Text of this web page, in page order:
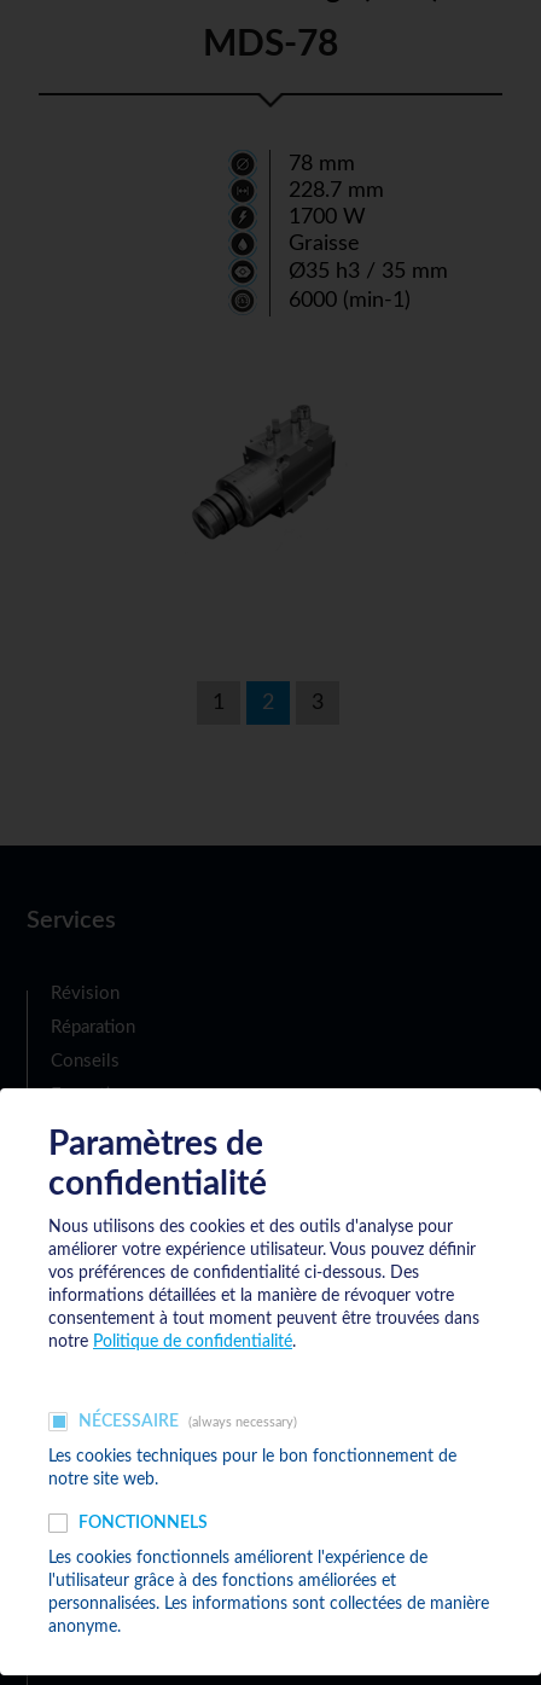
MDS-78
78 mm
228.7 mm
1700 W
Graisse
Ø35 h3 / 35 mm
6000 (min-1)
1 2 3
Services
Révision
Réparation
Conseils
Politique de confidentialité
Meyrat SA
Paramètres de
confidentialité
Nous utilisons des cookies et des outils d'analyse pour
améliorer votre expérience utilisateur. Vous pouvez définir
vos préférences de confidentialité ci-dessous. Des
informations détaillées et la manière de révoquer votre
consentement à tout moment peuvent être trouvées dans
notre Politique de confidentialité.
NÉCESSAIRE (always necessary)
Les cookies techniques pour le bon fonctionnement de
notre site web.
FONCTIONNELS
Les cookies fonctionnels améliorent l'expérience de
l'utilisateur grâce à des fonctions améliorées et
personnalisées. Les informations sont collectées de manière
anonyme.